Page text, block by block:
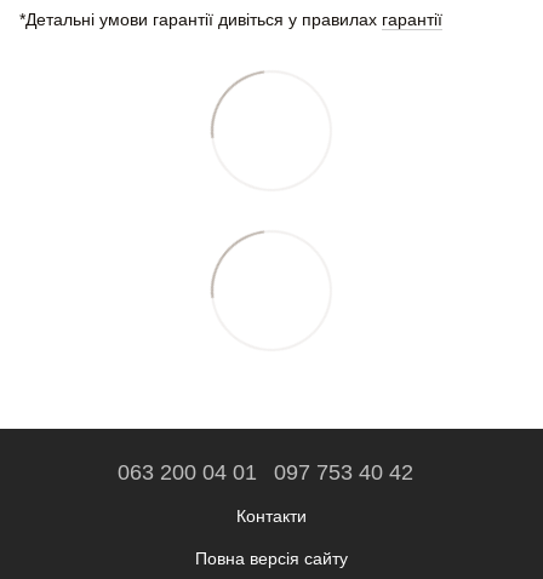
*Детальні умови гарантії дивіться у правилах гарантії
063 200 04 01 097 753 40 42
Контакти
Повна версія сайту